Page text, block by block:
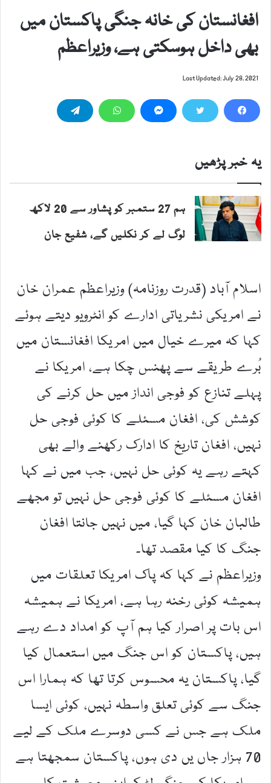
افغانستان کی خانہ جنگی پاکستان میں
بھی داخل ہوسکتی ہے، وزیراعظم
Last Updated: July 28, 2021
یہ خبر پڑھیں
ہم 27 ستمبر کو پشاور سے 20 لاکھ
لوگ لے کر نکلیں گے، شفیع جان
اسلام آباد (قدرت روزنامہ) وزیراعظم عمران خان
نے امریکی نشریاتی ادارے کو انٹرویو دیتے ہوئے
کہا کہ میرے خیال میں امریکا افغانستان میں
بُرے طریقے سے پھنس چکا ہے، امریکا نے
پہلے تنازع کو فوجی انداز میں حل کرنے کی
کوشش کی، افغان مسئلے کا کوئی فوجی حل
نہیں، افغان تاریخ کا ادارک رکھنے والے بھی
کہتے رہے یہ کوئی حل نہیں، جب میں نے کہا
افغان مسئلے کا کوئی فوجی حل نہیں تو مجھے
طالبان خان کہا گیا، میں نہیں جانتا افغان
جنگ کا کیا مقصد تھا۔
وزیراعظم نے کہا کہ پاک امریکا تعلقات میں
ہمیشہ کوئی رخنہ رہا ہے، امریکا نے ہمیشہ
اس بات پر اصرار کیا ہم آپ کو امداد دے رہے
ہیں، پاکستان کو اس جنگ میں استعمال کیا
گیا، پاکستان یہ محسوس کرتا تھا کہ ہمارا اس
جنگ سے کوئی تعلق واسطہ نہیں، کوئی ایسا
ملک ہے جس نے کسی دوسرے ملک کے لیے
70 ہزار جاں یں دی ہوں، پاکستان سمجھتا ہے